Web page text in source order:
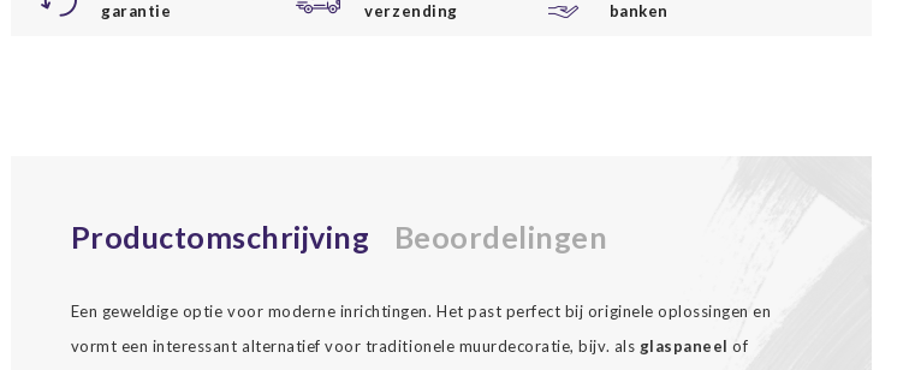
garantie
verzending
banken
Productomschrijving Beoordelingen
Een geweldige optie voor moderne inrichtingen. Het past perfect bij originele oplossingen en
vormt een interessant alternatief voor traditionele muurdecoratie, bijv. als glaspaneel of